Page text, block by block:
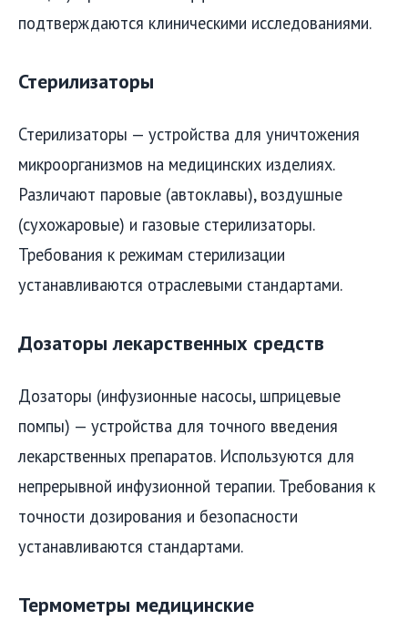
подтверждаются клиническими исследованиями.
Стерилизаторы
Стерилизаторы — устройства для уничтожения
микроорганизмов на медицинских изделиях.
Различают паровые (автоклавы), воздушные
(сухожаровые) и газовые стерилизаторы.
Требования к режимам стерилизации
устанавливаются отраслевыми стандартами.
Дозаторы лекарственных средств
Дозаторы (инфузионные насосы, шприцевые
помпы) — устройства для точного введения
лекарственных препаратов. Используются для
непрерывной инфузионной терапии. Требования к
точности дозирования и безопасности
устанавливаются стандартами.
Термометры медицинские